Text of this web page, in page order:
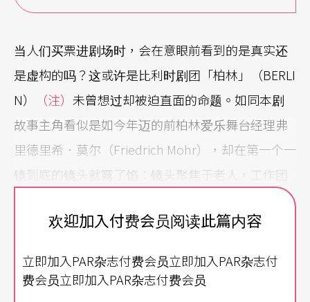
当人们买票进剧场时，会在意眼前看到的是真实还
是虚构的吗？这或许是比利时剧团「柏林」（BERLI
N）
（注） 未曾想过却被迫直面的命题。如同本剧
故事主角看似是如今年迈的前柏林爱乐舞台经理弗
里德里希．莫尔（Friedrich Mohr），却在第一个一
镜到底的镜头就露了馅：镜头聚焦于老人，工作团
的演奏，在团队跟著莫尔走访柏林街头，跟著他一
同追寻数十年来未能完成的心愿：重建一场因为战
欢迎加入付费会员阅读此篇内容
立即加入PAR杂志付费会员立即加入PAR杂志付
费会员立即加入PAR杂志付费会员